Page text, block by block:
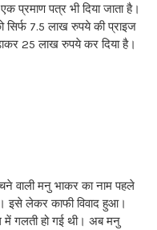
पत्र भी दिया जाता है।
सिर्फ 7.5 लाख रुपये की प्राइज
25 लाख रुपये कर दिया है।
वाली मनु भाकर का नाम पहले
इसे लेकर काफी विवाद हुआ।
में गलती हो गई थी। अब मनु